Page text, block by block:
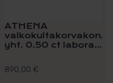
ATHENA
valkokultakorvakorut
yht. 0.50 ct labora...
890,00 €